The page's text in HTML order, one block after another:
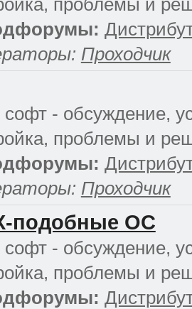
проблемы и
Проходчик
- обсуждение,
проблемы и
Проходчик
подобные ОС
- обсуждение,
проблемы и